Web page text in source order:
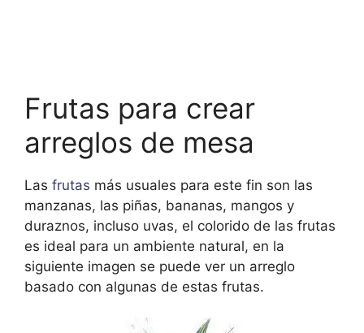
Frutas para crear
arreglos de mesa
Las frutas más usuales para este fin son las
manzanas, las piñas, bananas, mangos y
duraznos, incluso uvas, el colorido de las frutas
es ideal para un ambiente natural, en la
siguiente imagen se puede ver un arreglo
basado con algunas de estas frutas.